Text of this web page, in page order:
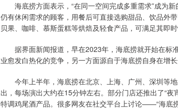
海底捞方面表示，“在同一空间完成多重需求”成为新
仍有休闲需求的顾客，用餐后可直接选购甜品、饮品外
贝果、咖啡、慕斯蛋糕等烘焙及轻食产品，可满足其即时
据界面新闻报道，早在2023年，海底捞就开始在标
业愈发白热化的竞争，另一方面源自于海底捞自身在增长
今年上半年，海底捞在北京、上海、广州、深圳等地
出，每场演出大约在15分钟左右。部分门店还推出了“
特调鸡尾酒产品。很多网友在社交平台上讨论——“海底